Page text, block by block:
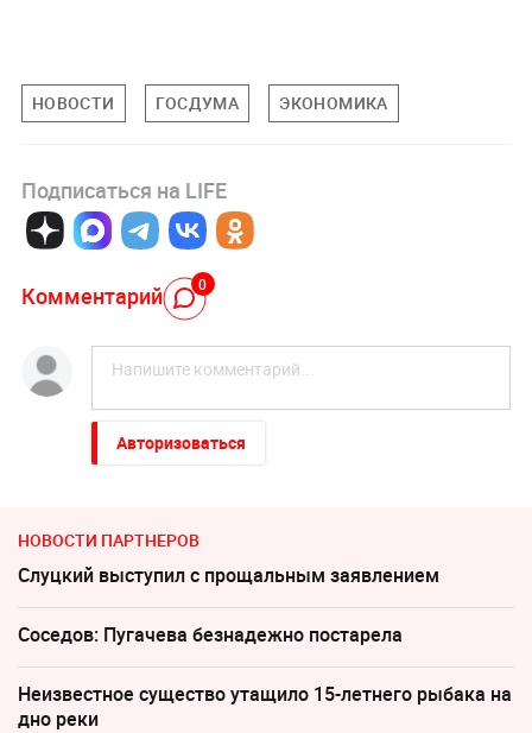
НОВОСТИ ГОСДУМА ЭКОНОМИКА
Подписаться на LIFE
Комментарий 0
Авторизоваться
НОВОСТИ ПАРТНЕРОВ
Слуцкий выступил с прощальным заявлением
Соседов: Пугачева безнадежно постарела
Неизвестное существо утащило 15-летнего рыбака на
дно реки